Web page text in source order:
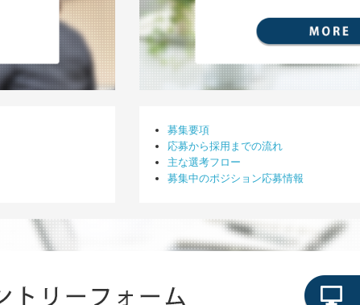
募集要項
応募から採用までの流れ
主な選考フロー
募集中のポジション応募情報